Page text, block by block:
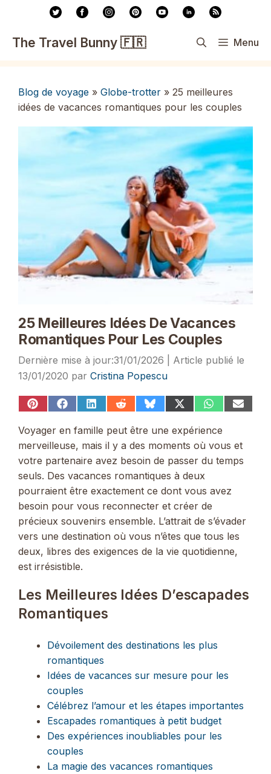
contenu
The Travel Bunny 🇫🇷 Menu
Blog de voyage » Globe-trotter » 25 meilleures
idées de vacances romantiques pour les couples
25 Meilleures Idées De Vacances
Romantiques Pour Les Couples
31/01/2026
13/01/2020 par Cristina Popescu
Share
Pinterest
Share
Facebook
Share
LinkedIn
Share
Reddit
Share
Bluesky
Share
(Twitter)
ShareShare
Voyager en famille peut être une expérience
merveilleuse, mais il y a des moments où vous et
votre partenaire avez besoin de passer du temps
seuls. Des vacances romantiques à deux
pourraient être exactement ce dont vous avez
besoin pour vous reconnecter et créer de
précieux souvenirs ensemble. L’attrait de s’évader
vers une destination où vous n’êtes que tous les
deux, libres des exigences de la vie quotidienne,
est irrésistible.
Les Meilleures Idées D’escapades
Romantiques
Dévoilement des destinations les plus
romantiques
Idées de vacances sur mesure pour les
couples
Célébrez l’amour et les étapes importantes
Escapades romantiques à petit budget
Des expériences inoubliables pour les
couples
La magie des vacances romantiques